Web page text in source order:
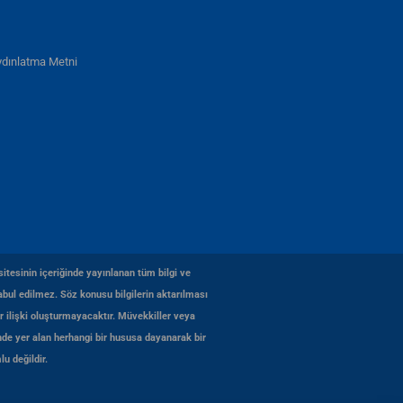
Metni
içeriğinde yayınlanan tüm bilgi ve
edilmez. Söz konusu bilgilerin aktarılması
ilişki oluşturmayacaktır. Müvekkiller veya
yer alan herhangi bir hususa dayanarak bir
değildir.